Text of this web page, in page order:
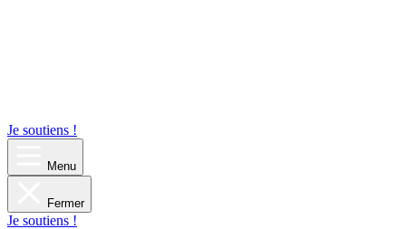
Je soutiens !
Menu
Fermer
Je soutiens !